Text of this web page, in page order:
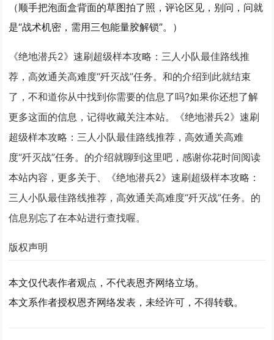
（顺手把泡面盒背面的草图拍了照，评论区见，别问，问就
是“战术机密，需用三包能量胶解锁”。）
《绝地潜兵2》速刷超级样本攻略：三人小队最佳路线推
荐，高效通关高难度“歼灭战”任务。和的介绍到此就结束
了，不和道你从中找到你需要的信息了吗?如果你还想了解
更多这面的信息，记得收藏关注本站。《绝地潜兵2》速刷
超级样本攻略：三人小队最佳路线推荐，高效通关高难
度“歼灭战”任务。的介绍就聊到这里吧，感谢你花时间阅读
本站内容，更多关于、《绝地潜兵2》速刷超级样本攻略：
三人小队最佳路线推荐，高效通关高难度“歼灭战”任务。的
信息别忘了在本站进行查找喔。
版权声明
本文仅代表作者观点，不代表恩齐网络立场。
本文系作者授权恩齐网络发表，未经许可，不得转载。